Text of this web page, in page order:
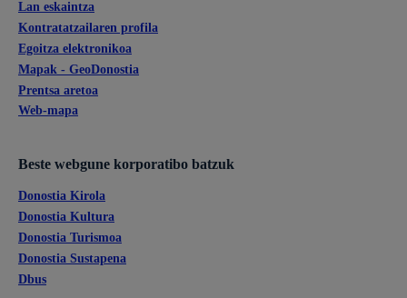
Lan eskaintza
Kontratatzailaren profila
Egoitza elektronikoa
Mapak - GeoDonostia
Prentsa aretoa
Web-mapa
Beste webgune korporatibo batzuk
Donostia Kirola
Donostia Kultura
Donostia Turismoa
Donostia Sustapena
Dbus